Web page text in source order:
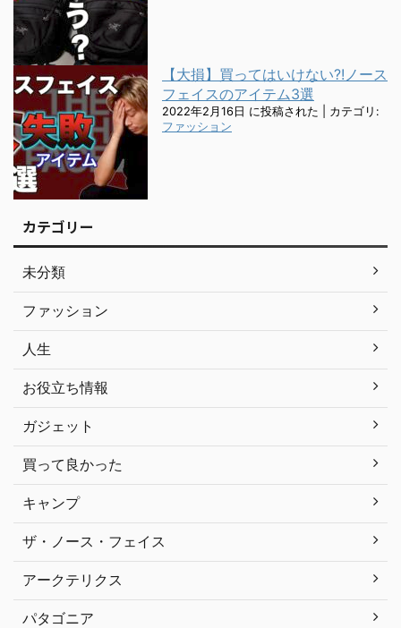
【大損】買ってはいけない?!ノース
フェイスのアイテム3選
2022年2月16日 に投稿された
カテゴリ:
ファッション
カテゴリー
未分類
ファッション
人生
お役立ち情報
ガジェット
買って良かった
キャンプ
ザ・ノース・フェイス
アークテリクス
パタゴニア